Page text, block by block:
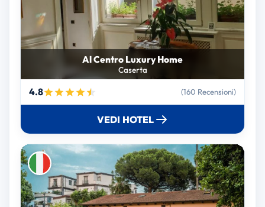
Al Centro Luxury Home
Caserta
4.8 (160 Recensioni)
VEDI HOTEL